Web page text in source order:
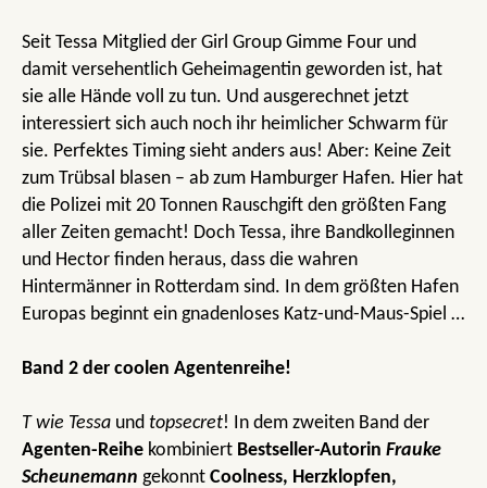
Seit Tessa Mitglied der Girl Group Gimme Four und
damit versehentlich Geheimagentin geworden ist, hat
sie alle Hände voll zu tun. Und ausgerechnet jetzt
interessiert sich auch noch ihr heimlicher Schwarm für
sie. Perfektes Timing sieht anders aus! Aber: Keine Zeit
zum Trübsal blasen – ab zum Hamburger Hafen. Hier hat
die Polizei mit 20 Tonnen Rauschgift den größten Fang
aller Zeiten gemacht! Doch Tessa, ihre Bandkolleginnen
und Hector finden heraus, dass die wahren
Hintermänner in Rotterdam sind. In dem größten Hafen
Europas beginnt ein gnadenloses Katz-und-Maus-Spiel …
Band 2 der coolen Agentenreihe!
T wie Tessa und topsecret! In dem zweiten Band der
Agenten-Reihe kombiniert Bestseller-Autorin Frauke
Scheunemann gekonnt Coolness, Herzklopfen,